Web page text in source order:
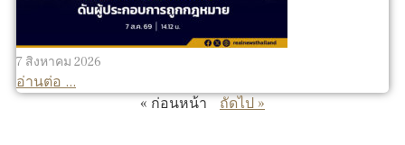
7 สิงหาคม 2026
อ่านต่อ ...
« ก่อนหน้า
ถัดไป »